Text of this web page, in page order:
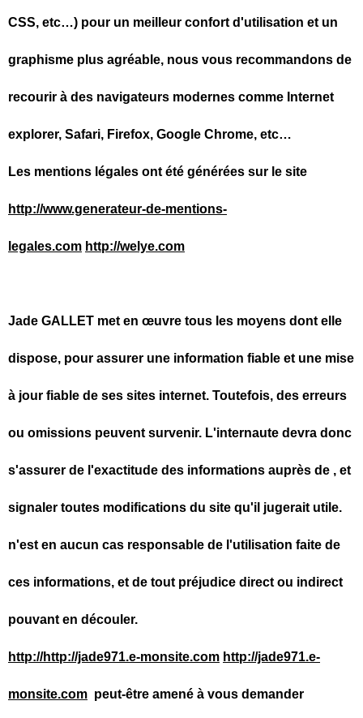
CSS, etc…) pour un meilleur confort d'utilisation et un
graphisme plus agréable, nous vous recommandons de
recourir à des navigateurs modernes comme Internet
explorer, Safari, Firefox, Google Chrome, etc…
Les mentions légales ont été générées sur le site
http://www.generateur-de-mentions-
legales.com http://welye.com
Jade GALLET met en œuvre tous les moyens dont elle
dispose, pour assurer une information fiable et une mise
à jour fiable de ses sites internet. Toutefois, des erreurs
ou omissions peuvent survenir. L'internaute devra donc
s'assurer de l'exactitude des informations auprès de , et
signaler toutes modifications du site qu'il jugerait utile.
n'est en aucun cas responsable de l'utilisation faite de
ces informations, et de tout préjudice direct ou indirect
pouvant en découler.
http://http://jade971.e-monsite.com http://jade971.e-
monsite.com peut-être amené à vous demander